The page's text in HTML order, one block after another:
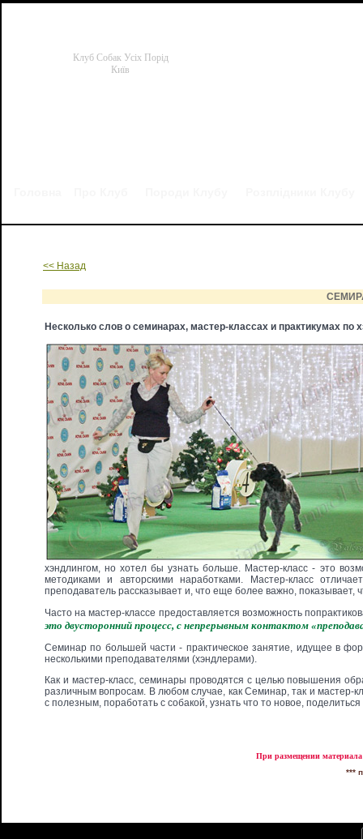
Клуб Собак Усіх Порід
Київ
<< Назад
Несколько слов о семинарах, мастер-классах и практикумах по
хэндлингом, но хотел бы узнать больше. Мастер-класс - это
методиками и авторскими наработками. Мастер-класс
преподаватель рассказывает и, что еще более важно, показывает,
Часто на мастер-классе предоставляется возможность
это двусторонний процесс, с непрерывным контактом
Семинар по большей части - практическое занятие, идущее в
несколькими преподавателями (хэндлерами).
Как и мастер-класс, семинары проводятся с целью повышения
различным вопросам. В любом случае, как Семинар, так и мастер-
с полезным, поработать с собакой, узнать что то новое,
При размещении
***